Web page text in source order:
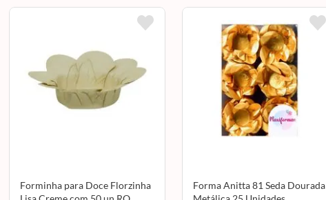
Forminha para Doce Florzinha
Forma Anitta 81 Seda Dourada